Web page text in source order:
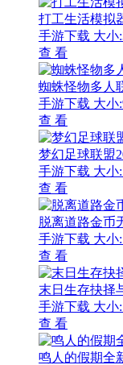
打工生活模拟
手游下载 大小
查 看
蜘蛛怪物多人
手游下载 大小
查 看
梦幻足球联盟
手游下载 大小
查 看
脱离道路金币
手游下载 大小
查 看
末日生存抉择
手游下载 大小
查 看
鸣人的假期全